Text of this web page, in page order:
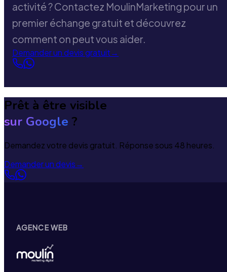
activité ? Contactez MoulinMarketing pour un
premier échange gratuit et découvrez
comment on peut vous aider.
Demander un devis gratuit→
Prêt à être visible
sur Google ?
Demandez votre devis gratuit. Réponse sous 48 heures.
Demander un devis→
AGENCE WEB